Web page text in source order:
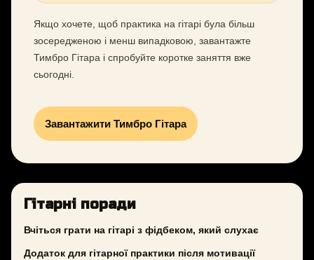
Якщо хочете, щоб практика на гітарі була більш
зосередженою і менш випадковою, завантажте
Тимбро Гітара і спробуйте коротке заняття вже
сьогодні.
Завантажити Тимбро Гітара
Гітарні поради
Вчіться грати на гітарі з фідбеком, який слухає
Додаток для гітарної практики після мотивації